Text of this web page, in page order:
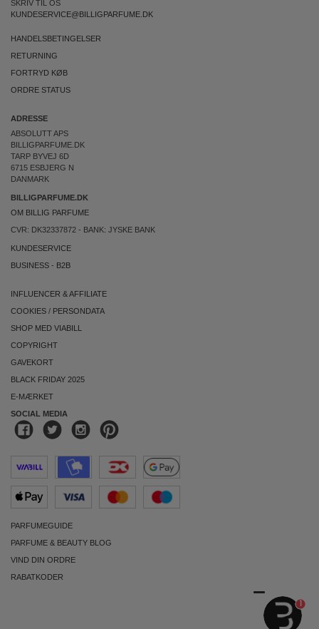
SKRIV TIL OS
KUNDESERVICE@BILLIGPARFUME.DK
HANDELSBETINGELSER
RETURNING
FORTRYD KØB
ORDRE STATUS
ADRESSE
ABSOLUTT APS
BILLIGPARFUME.DK
TARP BYVEJ 6D
6715 ESBJERG N
DANMARK
BILLIGPARFUME.DK
OM BILLIG PARFUME
CVR: DK32337872 - BANK: JYSKE BANK
KUNDESERVICE
BUSINESS - B2B
INFLUENCER & AFFILIATE
COOKIES / PERSONDATA
SHOP MED VIABILL
COPYRIGHT
GAVEKORT
BLACK FRIDAY 2025
E-MÆRKET
SOCIAL MEDIA
PARFUMEGUIDE
PARFUME & BEAUTY BLOG
VIND DIN ORDRE
RABATKODER
1